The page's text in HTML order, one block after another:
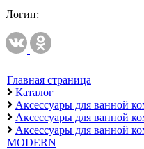
Логин:
Главная страница
Каталог
Аксессуары для ванной
Аксессуары для ванной
Аксессуары для ванной
MODERN
Приборы учета и
Комплектующие для приборов
Манометры и термометры
Счетчики газа
Развернуть(2)
Радиаторы отопления
Аксессуары для радиаторов